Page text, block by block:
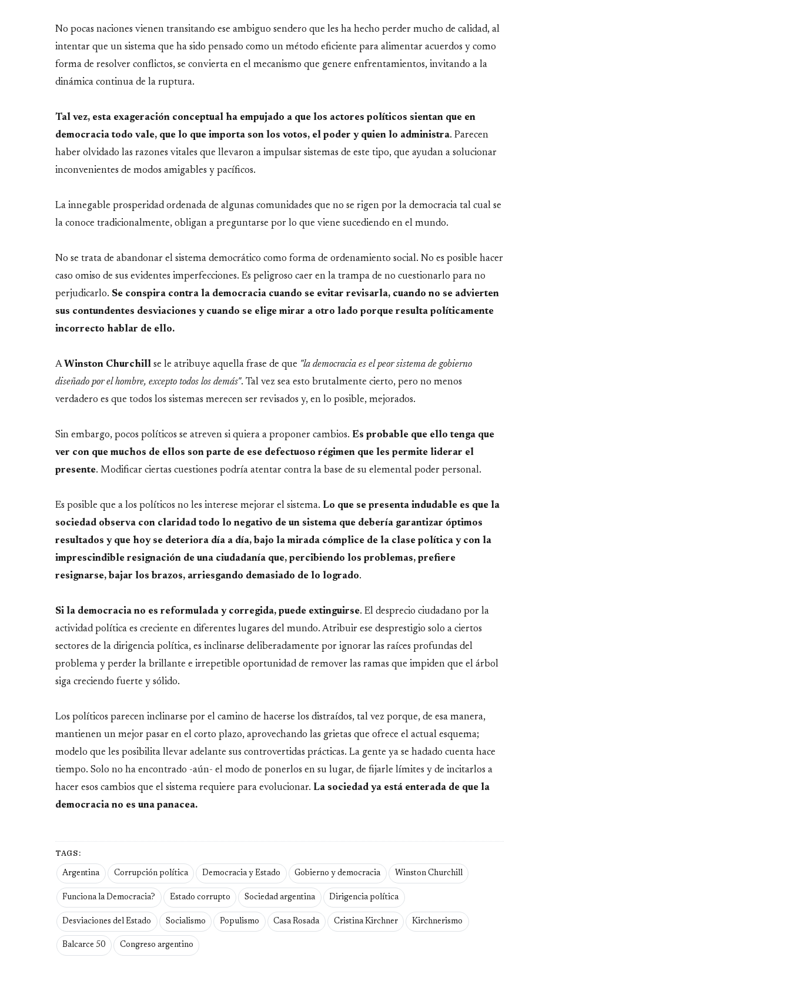
No pocas naciones vienen transitando ese ambiguo sendero que les ha hecho perder mucho de calidad, al
intentar que un sistema que ha sido pensado como un método eficiente para alimentar acuerdos y como
forma de resolver conflictos, se convierta en el mecanismo que genere enfrentamientos, invitando a la
dinámica continua de la ruptura.
Tal vez, esta exageración conceptual ha empujado a que los actores políticos sientan que en
democracia todo vale, que lo que importa son los votos, el poder y quien lo administra. Parecen
haber olvidado las razones vitales que llevaron a impulsar sistemas de este tipo, que ayudan a solucionar
inconvenientes de modos amigables y pacíficos.
La innegable prosperidad ordenada de algunas comunidades que no se rigen por la democracia tal cual se
la conoce tradicionalmente, obligan a preguntarse por lo que viene sucediendo en el mundo.
No se trata de abandonar el sistema democrático como forma de ordenamiento social. No es posible hacer
caso omiso de sus evidentes imperfecciones. Es peligroso caer en la trampa de no cuestionarlo para no
perjudicarlo. Se conspira contra la democracia cuando se evitar revisarla, cuando no se advierten
sus contundentes desviaciones y cuando se elige mirar a otro lado porque resulta políticamente
incorrecto hablar de ello.
A Winston Churchill se le atribuye aquella frase de que "la democracia es el peor sistema de gobierno
diseñado por el hombre, excepto todos los demás". Tal vez sea esto brutalmente cierto, pero no menos
verdadero es que todos los sistemas merecen ser revisados y, en lo posible, mejorados.
Sin embargo, pocos políticos se atreven si quiera a proponer cambios. Es probable que ello tenga que
ver con que muchos de ellos son parte de ese defectuoso régimen que les permite liderar el
presente. Modificar ciertas cuestiones podría atentar contra la base de su elemental poder personal.
Es posible que a los políticos no les interese mejorar el sistema. Lo que se presenta indudable es que la
sociedad observa con claridad todo lo negativo de un sistema que debería garantizar óptimos
resultados y que hoy se deteriora día a día, bajo la mirada cómplice de la clase política y con la
imprescindible resignación de una ciudadanía que, percibiendo los problemas, prefiere
resignarse, bajar los brazos, arriesgando demasiado de lo logrado.
Si la democracia no es reformulada y corregida, puede extinguirse. El desprecio ciudadano por la
actividad política es creciente en diferentes lugares del mundo. Atribuir ese desprestigio solo a ciertos
sectores de la dirigencia política, es inclinarse deliberadamente por ignorar las raíces profundas del
problema y perder la brillante e irrepetible oportunidad de remover las ramas que impiden que el árbol
siga creciendo fuerte y sólido.
Los políticos parecen inclinarse por el camino de hacerse los distraídos, tal vez porque, de esa manera,
mantienen un mejor pasar en el corto plazo, aprovechando las grietas que ofrece el actual esquema;
modelo que les posibilita llevar adelante sus controvertidas prácticas. La gente ya se hadado cuenta hace
tiempo. Solo no ha encontrado -aún- el modo de ponerlos en su lugar, de fijarle límites y de incitarlos a
hacer esos cambios que el sistema requiere para evolucionar. La sociedad ya está enterada de que la
democracia no es una panacea.
TAGS:
Argentina Corrupción política Democracia y Estado Gobierno y democracia Winston Churchill
Funciona la Democracia? Estado corrupto Sociedad argentina Dirigencia política
Desviaciones del Estado Socialismo Populismo Casa Rosada Cristina Kirchner Kirchnerismo
Balcarce 50 Congreso argentino